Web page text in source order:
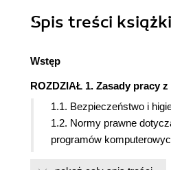
Spis treści książki
Wstęp
ROZDZIAŁ 1. Zasady pracy
1.1. Bezpieczeństwo i
1.2. Normy prawne
programów